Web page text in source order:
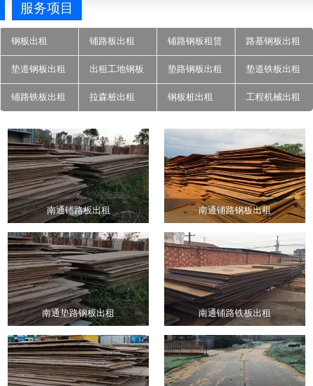
服务项目
钢板出租 铺路板出租 铺路钢板租赁 路基钢板出租
垫道钢板出租 出租工地钢板 垫路钢板出租 垫道铁板出租
铺路铁板出租 拉森桩出租 钢板桩出租 工程机械出租
南通铺路板出租 南通铺路钢板出租
南通垫路钢板出租 南通铺路铁板出租